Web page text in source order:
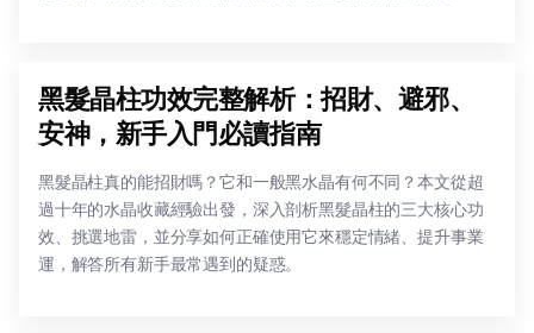
黑髮晶柱功效完整解析：招財、避邪、
安神，新手入門必讀指南
黑髮晶柱真的能招財嗎？它和一般黑水晶有何不同？本文從超
過十年的水晶收藏經驗出發，深入剖析黑髮晶柱的三大核心功
效、挑選地雷，並分享如何正確使用它來穩定情緒、提升事業
運，解答所有新手最常遇到的疑惑。